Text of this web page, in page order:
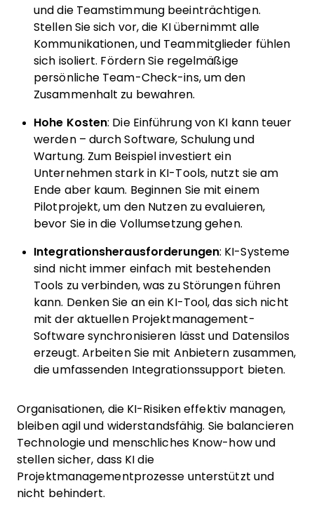
und die Teamstimmung beeinträchtigen.
Stellen Sie sich vor, die KI übernimmt alle
Kommunikationen, und Teammitglieder fühlen
sich isoliert. Fördern Sie regelmäßige
persönliche Team-Check-ins, um den
Zusammenhalt zu bewahren.
Hohe Kosten: Die Einführung von KI kann teuer
werden – durch Software, Schulung und
Wartung. Zum Beispiel investiert ein
Unternehmen stark in KI-Tools, nutzt sie am
Ende aber kaum. Beginnen Sie mit einem
Pilotprojekt, um den Nutzen zu evaluieren,
bevor Sie in die Vollumsetzung gehen.
Integrationsherausforderungen: KI-Systeme
sind nicht immer einfach mit bestehenden
Tools zu verbinden, was zu Störungen führen
kann. Denken Sie an ein KI-Tool, das sich nicht
mit der aktuellen Projektmanagement-
Software synchronisieren lässt und Datensilos
erzeugt. Arbeiten Sie mit Anbietern zusammen,
die umfassenden Integrationssupport bieten.
Organisationen, die KI-Risiken effektiv managen,
bleiben agil und widerstandsfähig. Sie balancieren
Technologie und menschliches Know-how und
stellen sicher, dass KI die
Projektmanagementprozesse unterstützt und
nicht behindert.